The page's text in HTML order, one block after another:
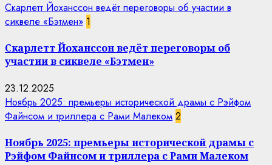
Скарлетт Йоханссон ведёт переговоры об участии в
сиквеле «Бэтмен» 1
Скарлетт Йоханссон ведёт переговоры об
участии в сиквеле «Бэтмен»
23.12.2025
Ноябрь 2025: премьеры исторической драмы с Рэйфом
Файнсом и триллера с Рами Малеком 2
Ноябрь 2025: премьеры исторической драмы с
Рэйфом Файнсом и триллера с Рами Малеком